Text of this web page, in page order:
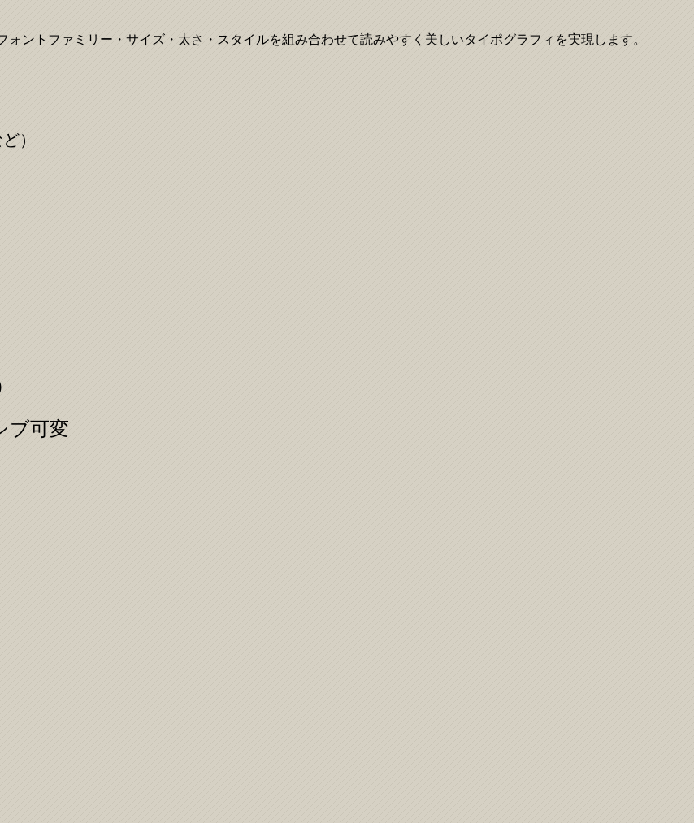
ントファミリー・サイズ・太さ・スタイルを組み合わせて読みやすく美しいタイポグラフィを実現します。
）
ブ可変